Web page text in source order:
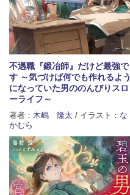
不遇職『鍛冶師』だけど最強で
す ～気づけば何でも作れるよう
になっていた男ののんびりスロ
ーライフ～
著者： 木嶋 隆太 / イラスト： な
かむら